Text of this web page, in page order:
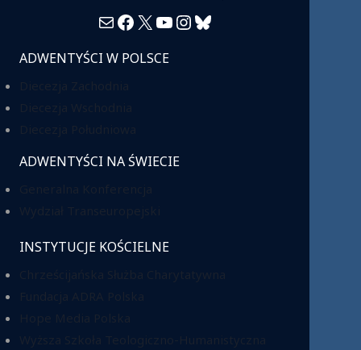
MailFacebook
X YouTube
Instagram
Bluesky
ADWENTYŚCI W POLSCE
ADWENTYŚCI NA ŚWIECIE
INSTYTUCJE KOŚCIELNE